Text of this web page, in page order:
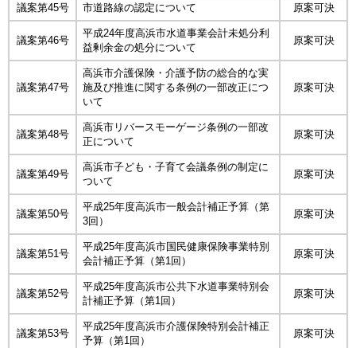
議案第45号 市道路線の認定について 原案可決
議案第46号
平成24年度高浜市水道事業会計未処分利
益剰余金の処分について
原案可決
議案第47号
高浜市介護保険・介護予防の総合的な実
施及び推進に関する条例の一部改正につ
いて
原案可決
議案第48号
高浜市リバースモーゲージ条例の一部改
正について
原案可決
議案第49号
高浜市子ども・子育て会議条例の制定に
ついて
原案可決
議案第50号
平成25年度高浜市一般会計補正予算（第
3回）
原案可決
議案第51号
平成25年度高浜市国民健康保険事業特別
会計補正予算（第1回）
原案可決
議案第52号
平成25年度高浜市公共下水道事業特別会
計補正予算（第1回）
原案可決
議案第53号
平成25年度高浜市介護保険特別会計補正
予算（第1回）
原案可決